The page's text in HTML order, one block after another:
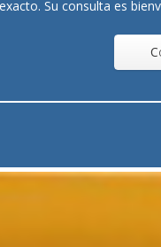
Su consulta es